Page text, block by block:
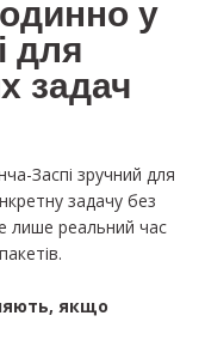
у
для
задач
Заспі зручний для
задачу без
лише реальний час
якщо